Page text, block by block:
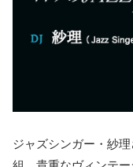
ジャズシンガー・紗